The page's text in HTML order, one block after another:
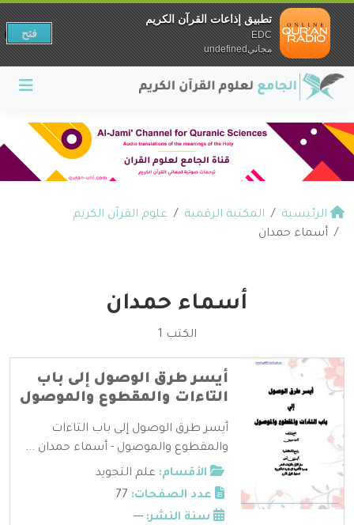
الرئيسية المكتبة الرقمية
علوم القرآن الكريم
أسماء حمدان
أسماء حمدان
الكتب 1
أيسر طرق الوصول إلى باب
التاءات والمقطوع والموصول
أيسر طرق الوصول إلى باب التاءات
والمقطوع والموصول - أسماء حمدان ...
الأقسام: علم التجويد
عدد الصفحات:
سنة النشر: ---
تطبيق إذاعات القرآن الكريم
EDC
مجانيundefined
فتح